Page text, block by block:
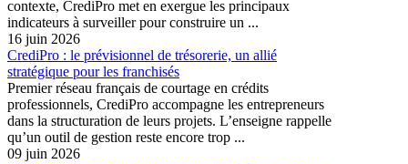
contexte, CrediPro met en exergue les principaux
indicateurs à surveiller pour construire un ...
16 juin 2026
CrediPro : le prévisionnel de trésorerie, un allié
stratégique pour les franchisés
Premier réseau français de courtage en crédits
professionnels, CrediPro accompagne les entrepreneurs
dans la structuration de leurs projets. L’enseigne rappelle
qu’un outil de gestion reste encore trop ...
09 juin 2026